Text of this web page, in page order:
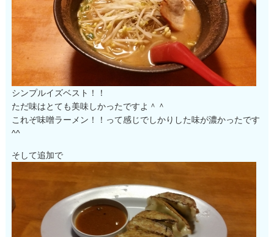
シンプルイズベスト！！
ただ味はとても美味しかったですよ＾＾
これぞ味噌ラーメン！！って感じでしかりした味が濃かったです
^^
そして追加で